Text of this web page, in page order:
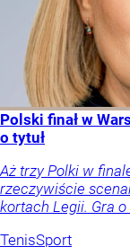
Polski finał w
o tytuł
Aż trzy Polki w
rzeczywiście
kortach Legii. Gra
TenisSport